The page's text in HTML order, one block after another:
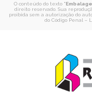
O conteúdo do texto "
direito reservado. Sua
proibida sem a autorização do
do Código Penal –